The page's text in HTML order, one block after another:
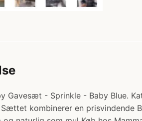
Gavesæt - Sprinkle - Baby Blue.
kombinerer en prisvindende